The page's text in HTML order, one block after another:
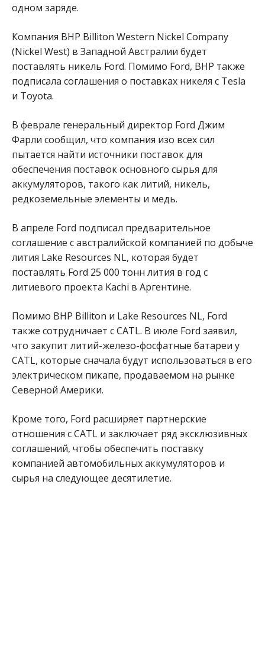
одном заряде.
Компания BHP Billiton Western Nickel Company
(Nickel West) в Западной Австралии будет
поставлять никель Ford. Помимо Ford, BHP также
подписала соглашения о поставках никеля с Tesla
и Toyota.
В феврале генеральный директор Ford Джим
Фарли сообщил, что компания изо всех сил
пытается найти источники поставок для
обеспечения поставок основного сырья для
аккумуляторов, такого как литий, никель,
редкоземельные элементы и медь.
В апреле Ford подписал предварительное
соглашение с австралийской компанией по добыче
лития Lake Resources NL, которая будет
поставлять Ford 25 000 тонн лития в год с
литиевого проекта Kachi в Аргентине.
Помимо BHP Billiton и Lake Resources NL, Ford
также сотрудничает с CATL. В июле Ford заявил,
что закупит литий-железо-фосфатные батареи у
CATL, которые сначала будут использоваться в его
электрическом пикапе, продаваемом на рынке
Северной Америки.
Кроме того, Ford расширяет партнерские
отношения с CATL и заключает ряд эксклюзивных
соглашений, чтобы обеспечить поставку
компанией автомобильных аккумуляторов и
сырья на следующее десятилетие.